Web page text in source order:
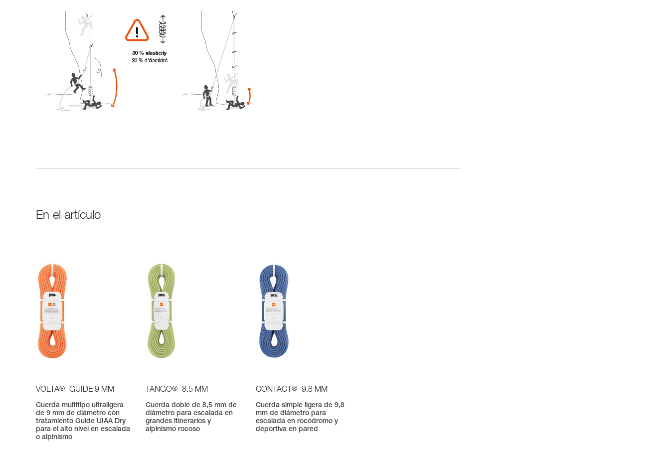
En el artículo
VOLTA® GUIDE 9 MM
Cuerda multitipo ultraligera
de 9 mm de diámetro con
tratamiento Guide UIAA Dry
para el alto nivel en escalada
o alpinismo
TANGO® 8.5 MM
Cuerda doble de 8,5 mm de
diámetro para escalada en
grandes itinerarios y
alpinismo rocoso
CONTACT ® 9.8 MM
Cuerda simple ligera de 9,8
mm de diámetro para
escalada en rocódromo y
deportiva en pared